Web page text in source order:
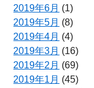
2019年6月 (1)
2019年5月 (8)
2019年4月 (4)
2019年3月 (16)
2019年2月 (69)
2019年1月 (45)